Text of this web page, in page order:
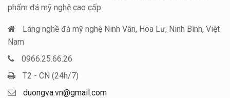
phẩm đá mỹ nghệ cao cấp.
Làng nghề đá mỹ nghệ Ninh Vân, Hoa Lư, Ninh Bình, Việt
Nam
0966.25.66.26
T2 - CN (24h/7)
duongva.vn@gmail.com